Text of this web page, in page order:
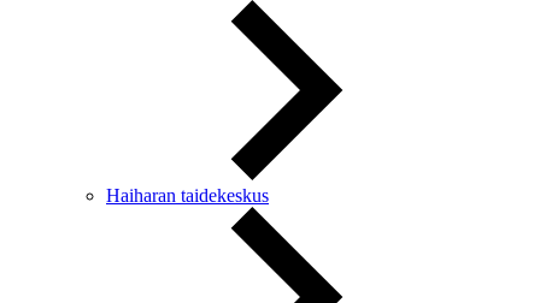
Haiharan taidekeskus